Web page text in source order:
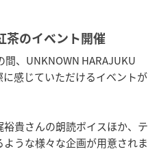
茶のイベント開催
、UNKNOWN HARAJUKU
に感じていただけるイベントが
貴さんの朗読ボイスほか、テ
うな様々な企画が用意されま